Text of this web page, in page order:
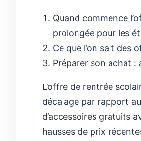
Quand commence
prolongée pour les
Ce que l’on sait des
Préparer son achat :
L’offre de rentrée
décalage par rapport
d’accessoires gratuits
hausses de prix